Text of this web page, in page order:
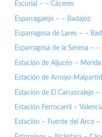
Escurial – – Cáceres
Esparragalejo – – Badajoz
Esparragosa de
Estación de Aljucén –
Estación de Arroyo-
Estación de El Carrascalejo
Estación Ferrocarril –
Estación – Fuente del Arco –